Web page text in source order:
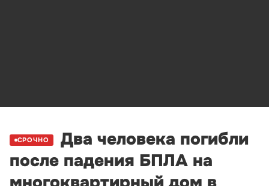
СРОЧНО
Два человека погибли
после падения БПЛА на